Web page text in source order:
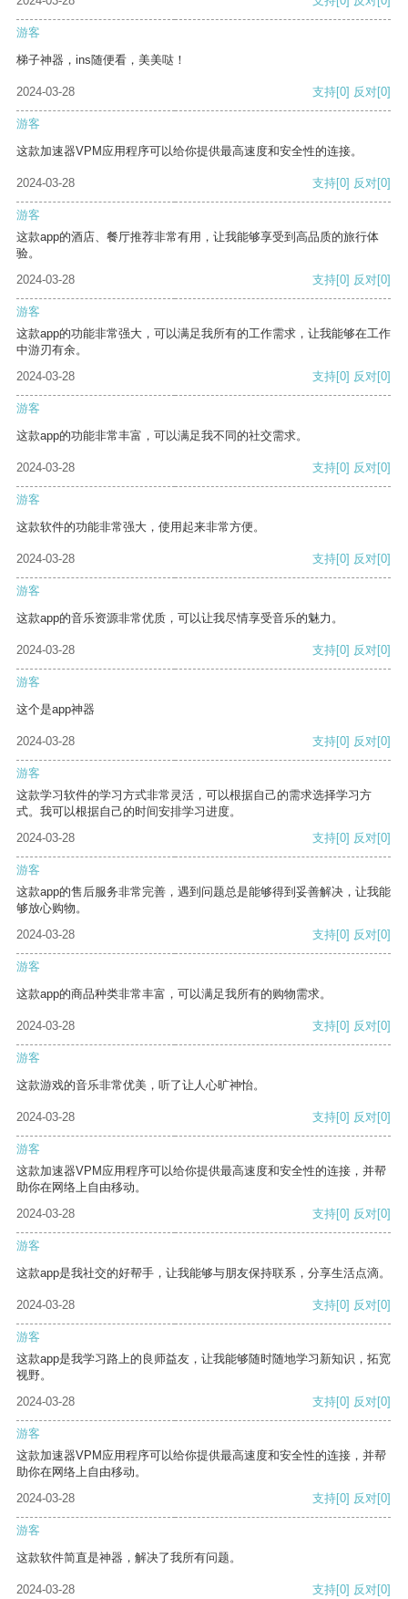
游客
梯子神器，ins随便看，美美哒！
2024-03-28 支持[0] 反对[0]
游客
这款加速器VPM应用程序可以给你提供最高速度和安全性的连接。
2024-03-28 支持[0] 反对[0]
游客
这款app的酒店、餐厅推荐非常有用，让我能够享受到高品质的旅行体
验。
2024-03-28
支持[0] 反对[0]
游客
这款app的功能非常强大，可以满足我所有的工作需求，让我能够在工作
中游刃有余。
2024-03-28
支持[0] 反对[0]
游客
这款app的功能非常丰富，可以满足我不同的社交需求。
2024-03-28 支持[0] 反对[0]
游客
这款软件的功能非常强大，使用起来非常方便。
2024-03-28 支持[0] 反对[0]
游客
这款app的音乐资源非常优质，可以让我尽情享受音乐的魅力。
2024-03-28 支持[0] 反对[0]
游客
这个是app神器
2024-03-28 支持[0] 反对[0]
游客
这款学习软件的学习方式非常灵活，可以根据自己的需求选择学习方
式。我可以根据自己的时间安排学习进度。
2024-03-28
支持[0] 反对[0]
游客
这款app的售后服务非常完善，遇到问题总是能够得到妥善解决，让我能
够放心购物。
2024-03-28
支持[0] 反对[0]
游客
这款app的商品种类非常丰富，可以满足我所有的购物需求。
2024-03-28 支持[0] 反对[0]
游客
这款游戏的音乐非常优美，听了让人心旷神怡。
2024-03-28 支持[0] 反对[0]
游客
这款加速器VPM应用程序可以给你提供最高速度和安全性的连接，并帮
助你在网络上自由移动。
2024-03-28
支持[0] 反对[0]
游客
这款app是我社交的好帮手，让我能够与朋友保持联系，分享生活点滴。
2024-03-28 支持[0] 反对[0]
游客
这款app是我学习路上的良师益友，让我能够随时随地学习新知识，拓宽
视野。
2024-03-28
支持[0] 反对[0]
游客
这款加速器VPM应用程序可以给你提供最高速度和安全性的连接，并帮
助你在网络上自由移动。
2024-03-28
支持[0] 反对[0]
游客
这款软件简直是神器，解决了我所有问题。
2024-03-28 支持[0] 反对[0]